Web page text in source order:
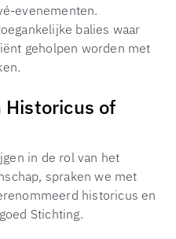
evenementen.
balies waar
geholpen worden met
of
in de rol van het
spraken we met
historicus en
Stichting.